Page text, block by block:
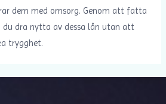
dem med omsorg. Genom att fatta
du dra nytta av dessa lån utan att
trygghet.